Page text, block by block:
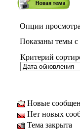
Опции просмотра
Показаны темы с
Критерий
Новые
Нет новых
Тема закрыта